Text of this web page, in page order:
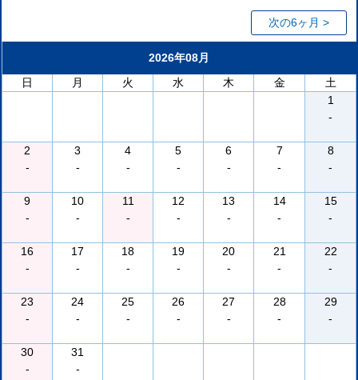
次の6ヶ月 >
2026年08月
日
月 火 水 木 金
土
1
-
2
-
3
-
4
-
5
-
6
-
7
-
8
-
9
-
10
-
11
-
12
-
13
-
14
-
15
-
16
-
17
-
18
-
19
-
20
-
21
-
22
-
23
-
24
-
25
-
26
-
27
-
28
-
29
-
30
-
31
-